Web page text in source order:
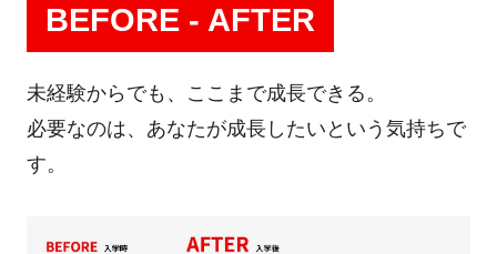
BEFORE - AFTER
未経験からでも、ここまで成長できる。
必要なのは、あなたが成長したいという気持ちで
す。